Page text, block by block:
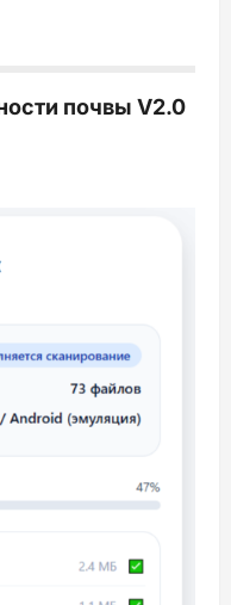
почвы V2.0